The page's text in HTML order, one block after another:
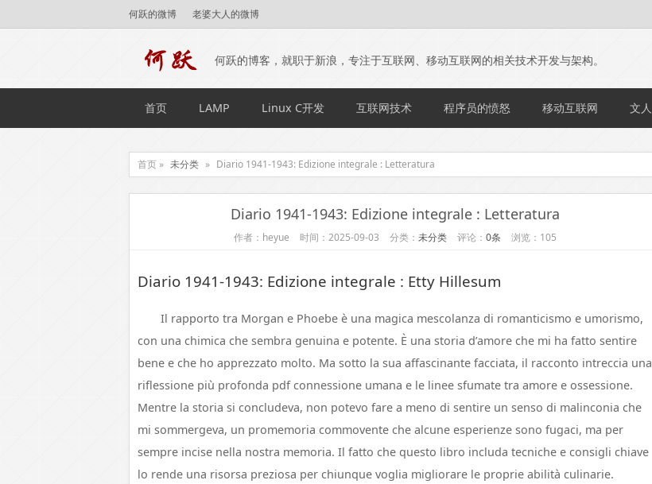
何跃的微博 老婆大人的微博
何跃的博客，就职于新浪，专注于互联网、移动互联网的相关技术开发与架构。
首页 LAMP Linux C开发 互联网技术 程序员的愤怒 移动互联网 文人
首页 » 未分类 » Diario 1941-1943: Edizione integrale : Letteratura
Diario 1941-1943: Edizione integrale : Letteratura
作者：heyue 时间：2025-09-03 分类： 未分类 评论： 0条 浏览：105
Diario 1941-1943: Edizione integrale : Etty Hillesum
Il rapporto tra Morgan e Phoebe è una magica mescolanza di romanticismo e umorismo,
con una chimica che sembra genuina e potente. È una storia d’amore che mi ha fatto sentire
bene e che ho apprezzato molto. Ma sotto la sua affascinante facciata, il racconto intreccia una
riflessione più profonda pdf connessione umana e le linee sfumate tra amore e ossessione.
Mentre la storia si concludeva, non potevo fare a meno di sentire un senso di malinconia che
mi sommergeva, un promemoria commovente che alcune esperienze sono fugaci, ma per
sempre incise nella nostra memoria. Il fatto che questo libro includa tecniche e consigli chiave
lo rende una risorsa preziosa per chiunque voglia migliorare le proprie abilità culinarie.